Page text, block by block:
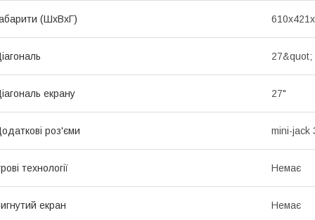
(ШхВхГ)
27&quot;
екрану 27"
роз'єми mini-jack
технології Немає
екран Немає